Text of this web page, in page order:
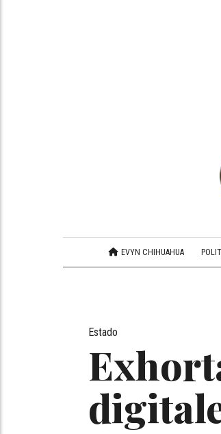
EVYN CHIHUAHUA
Estado